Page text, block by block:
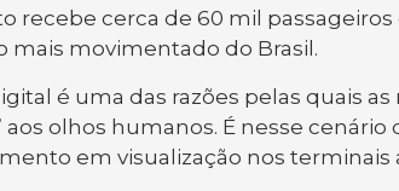
recebe cerca de 60 mil
movimentado do Brasil.
é uma das razões pelas quais
aos olhos humanos. É nesse
em visualização nos terminais